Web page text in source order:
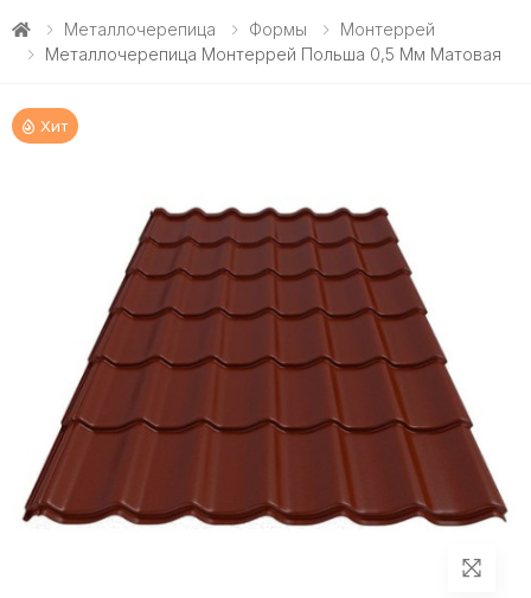
Металлочерепица Формы
Монтеррей
Металлочерепица Монтеррей Польша 0,5 Мм Матовая
Хит